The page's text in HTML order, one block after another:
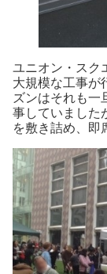
ユニオン・スク
大規模な工事が
ズンはそれも一
事していました
を敷き詰め、即